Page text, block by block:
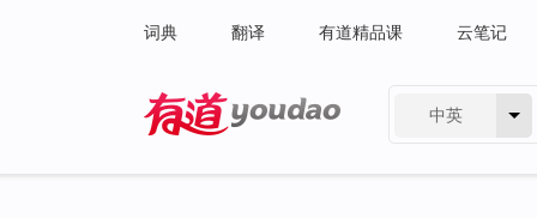
词典 翻译 有道精品课 云笔记
中英